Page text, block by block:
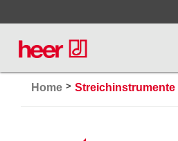
Home > Streichinstrumente